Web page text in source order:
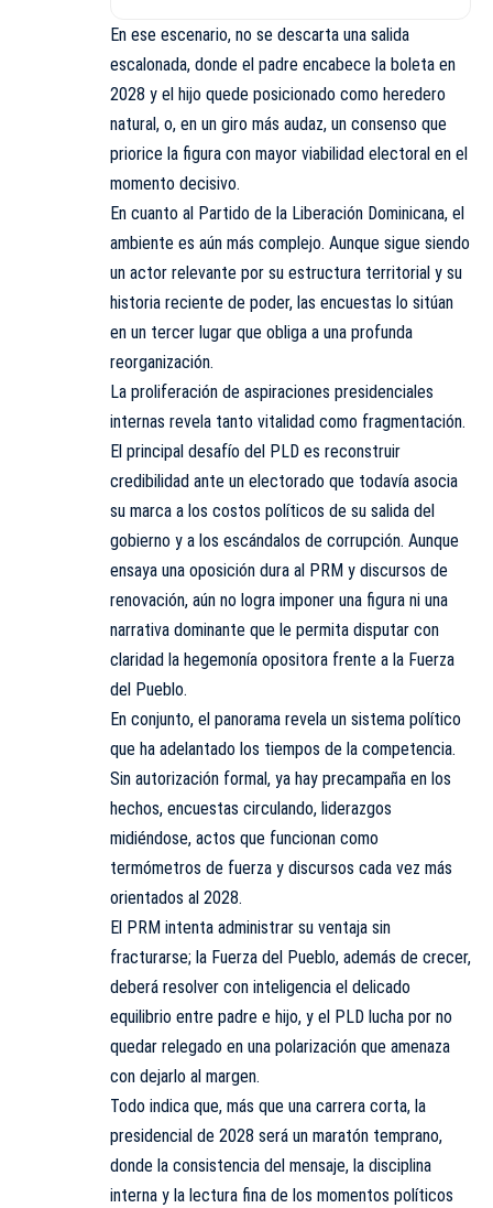
En ese escenario, no se descarta una salida
escalonada, donde el padre encabece la boleta en
2028 y el hijo quede posicionado como heredero
natural, o, en un giro más audaz, un consenso que
priorice la figura con mayor viabilidad electoral en el
momento decisivo.
En cuanto al Partido de la Liberación Dominicana, el
ambiente es aún más complejo. Aunque sigue siendo
un actor relevante por su estructura territorial y su
historia reciente de poder, las encuestas lo sitúan
en un tercer lugar que obliga a una profunda
reorganización.
La proliferación de aspiraciones presidenciales
internas revela tanto vitalidad como fragmentación.
El principal desafío del PLD es reconstruir
credibilidad ante un electorado que todavía asocia
su marca a los costos políticos de su salida del
gobierno y a los escándalos de corrupción. Aunque
ensaya una oposición dura al PRM y discursos de
renovación, aún no logra imponer una figura ni una
narrativa dominante que le permita disputar con
claridad la hegemonía opositora frente a la Fuerza
del Pueblo.
En conjunto, el panorama revela un sistema político
que ha adelantado los tiempos de la competencia.
Sin autorización formal, ya hay precampaña en los
hechos, encuestas circulando, liderazgos
midiéndose, actos que funcionan como
termómetros de fuerza y discursos cada vez más
orientados al 2028.
El PRM intenta administrar su ventaja sin
fracturarse; la Fuerza del Pueblo, además de crecer,
deberá resolver con inteligencia el delicado
equilibrio entre padre e hijo, y el PLD lucha por no
quedar relegado en una polarización que amenaza
con dejarlo al margen.
Todo indica que, más que una carrera corta, la
presidencial de 2028 será un maratón temprano,
donde la consistencia del mensaje, la disciplina
interna y la lectura fina de los momentos políticos